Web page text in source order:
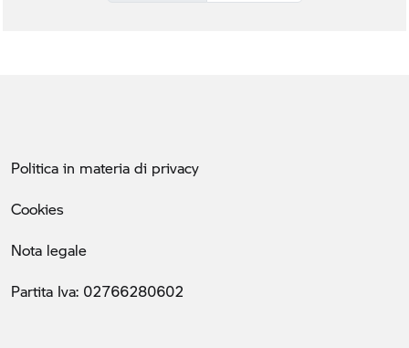
Politica in materia di privacy
Cookies
Nota legale
Partita Iva: 02766280602